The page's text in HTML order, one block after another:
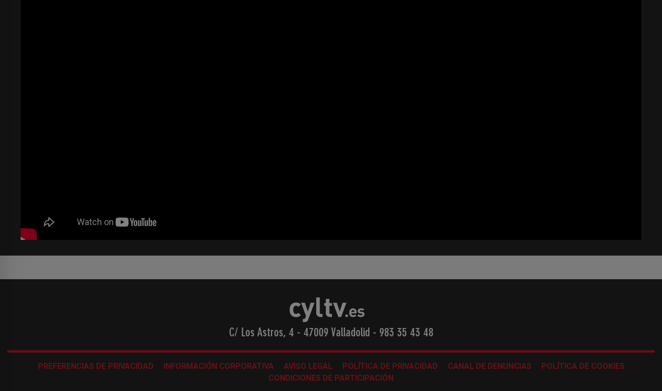
C/ Los Astros, 4 - 47009 Valladolid - 983 35 43 48
PREFERENCIAS DE PRIVACIDAD INFORMACIÓN CORPORATIVA AVISO LEGAL POLÍTICA DE PRIVACIDAD CANAL DE DENUNCIAS
POLÍTICA DE COOKIES
CONDICIONES DE PARTICIPACIÓN